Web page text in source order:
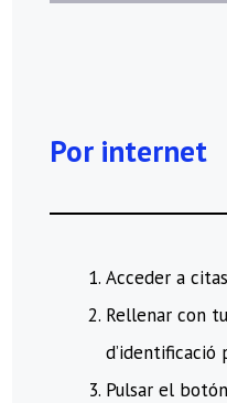
Por internet
Acceder a
Rellenar con
d’identificació
Pulsar el botón